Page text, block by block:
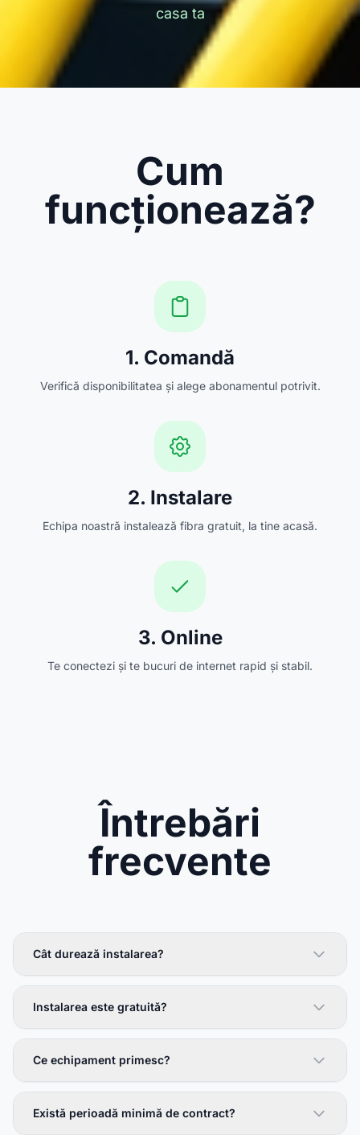
casa ta
Cum
funcționează?
1. Comandă
Verifică disponibilitatea și alege abonamentul potrivit.
2. Instalare
Echipa noastră instalează fibra gratuit, la tine acasă.
3. Online
Te conectezi și te bucuri de internet rapid și stabil.
Întrebări
frecvente
Cât durează instalarea?
Instalarea este gratuită?
Ce echipament primesc?
Există perioadă minimă de contract?